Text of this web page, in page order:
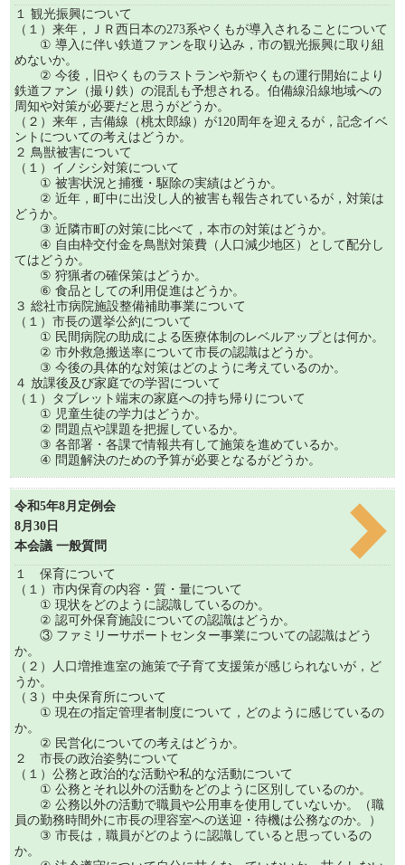
１ 観光振興について
（１）来年，ＪＲ西日本の273系やくもが導入されることについて
① 導入に伴い鉄道ファンを取り込み，市の観光振興に取り組
めないか。
② 今後，旧やくものラストランや新やくもの運行開始により
鉄道ファン（撮り鉄）の混乱も予想される。伯備線沿線地域への
周知や対策が必要だと思うがどうか。
（２）来年，吉備線（桃太郎線）が120周年を迎えるが，記念イベ
ントについての考えはどうか。
２ 鳥獣被害について
（１）イノシシ対策について
① 被害状況と捕獲・駆除の実績はどうか。
② 近年，町中に出没し人的被害も報告されているが，対策は
どうか。
③ 近隣市町の対策に比べて，本市の対策はどうか。
④ 自由枠交付金を鳥獣対策費（人口減少地区）として配分し
てはどうか。
⑤ 狩猟者の確保策はどうか。
⑥ 食品としての利用促進はどうか。
３ 総社市病院施設整備補助事業について
（１）市長の選挙公約について
① 民間病院の助成による医療体制のレベルアップとは何か。
② 市外救急搬送率について市長の認識はどうか。
③ 今後の具体的な対策はどのように考えているのか。
４ 放課後及び家庭での学習について
（１）タブレット端末の家庭への持ち帰りについて
① 児童生徒の学力はどうか。
② 問題点や課題を把握しているか。
③ 各部署・各課で情報共有して施策を進めているか。
④ 問題解決のための予算が必要となるがどうか。
令和5年8月定例会
8月30日
本会議 一般質問
１ 保育について
（１）市内保育の内容・質・量について
① 現状をどのように認識しているのか。
② 認可外保育施設についての認識はどうか。
③ ファミリーサポートセンター事業についての認識はどう
か。
（２）人口増推進室の施策で子育て支援策が感じられないが，ど
うか。
（３）中央保育所について
① 現在の指定管理者制度について，どのように感じているの
か。
② 民営化についての考えはどうか。
２ 市長の政治姿勢について
（１）公務と政治的な活動や私的な活動について
① 公務とそれ以外の活動をどのように区別しているのか。
② 公務以外の活動で職員や公用車を使用していないか。（職
員の勤務時間外に市長の理容室への送迎・待機は公務なのか。）
③ 市長は，職員がどのように認識していると思っているの
か。